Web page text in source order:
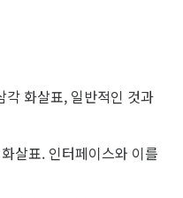
화살표, 일반적인 것과
살표. 인터페이스와 이를